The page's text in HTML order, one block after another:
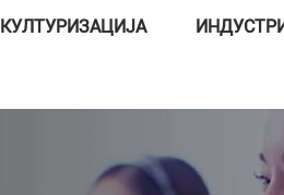
КУЛТУРИЗАЦИЈА